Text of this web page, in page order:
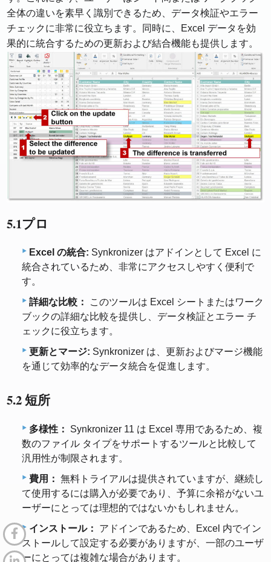
全体の違いを素早く識別できるため、データ検証やエラー
チェックに非常に役立ちます。同時に、Excel データを効
果的に統合するための更新および結合機能も提供します。
5.1プロ
Excel の統合: Synkronizer はアドインとして Excel に
統合されているため、非常にアクセスしやすく便利で
す。
詳細な比較：
このツールは Excel シートまたはワーク
ブックの詳細な比較を提供し、データ検証とエラー チ
ェックに役立ちます。
更新とマージ: Synkronizer は、更新およびマージ機能
を通じて効率的なデータ統合を促進します。
5.2 短所
多様性：
Synkronizer 11 は Excel 専用であるため、複
数のファイル タイプをサポートするツールと比較して
汎用性が制限されます。
費用： 無料トライアルは提供されていますが、継続し
て使用するには購入が必要であり、予算に余裕がないユ
ーザーにとっては理想的ではないかもしれません。
インストール：
アドインであるため、Excel 内でイン
ストールして設定する必要がありますが、一部のユーザ
ーにとっては複雑な場合があります。